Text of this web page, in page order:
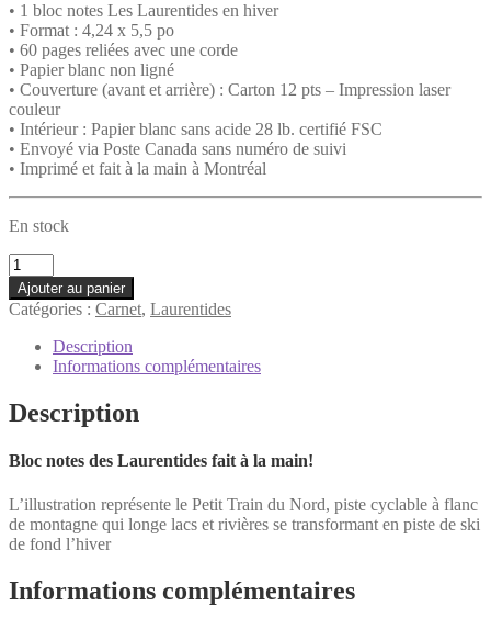
• 1 bloc notes Les Laurentides en hiver
• Format : 4,24 x 5,5 po
• 60 pages reliées avec une corde
• Papier blanc non ligné
• Couverture (avant et arrière) : Carton 12 pts – Impression laser
couleur
• Intérieur : Papier blanc sans acide 28 lb. certifié FSC
• Envoyé via Poste Canada sans numéro de suivi
• Imprimé et fait à la main à Montréal
En stock
quantité
de
Carnet
-
Laurentides
hiver
Ajouter au panier
Catégories : Carnet, Laurentides
Description
Informations complémentaires
Description
Bloc notes des Laurentides fait à la main!
L’illustration représente le Petit Train du Nord, piste cyclable à flanc
de montagne qui longe lacs et rivières se transformant en piste de ski
de fond l’hiver
Informations complémentaires